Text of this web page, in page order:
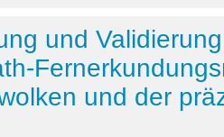
und
und der